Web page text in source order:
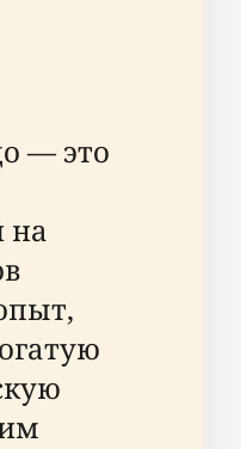
— это
на